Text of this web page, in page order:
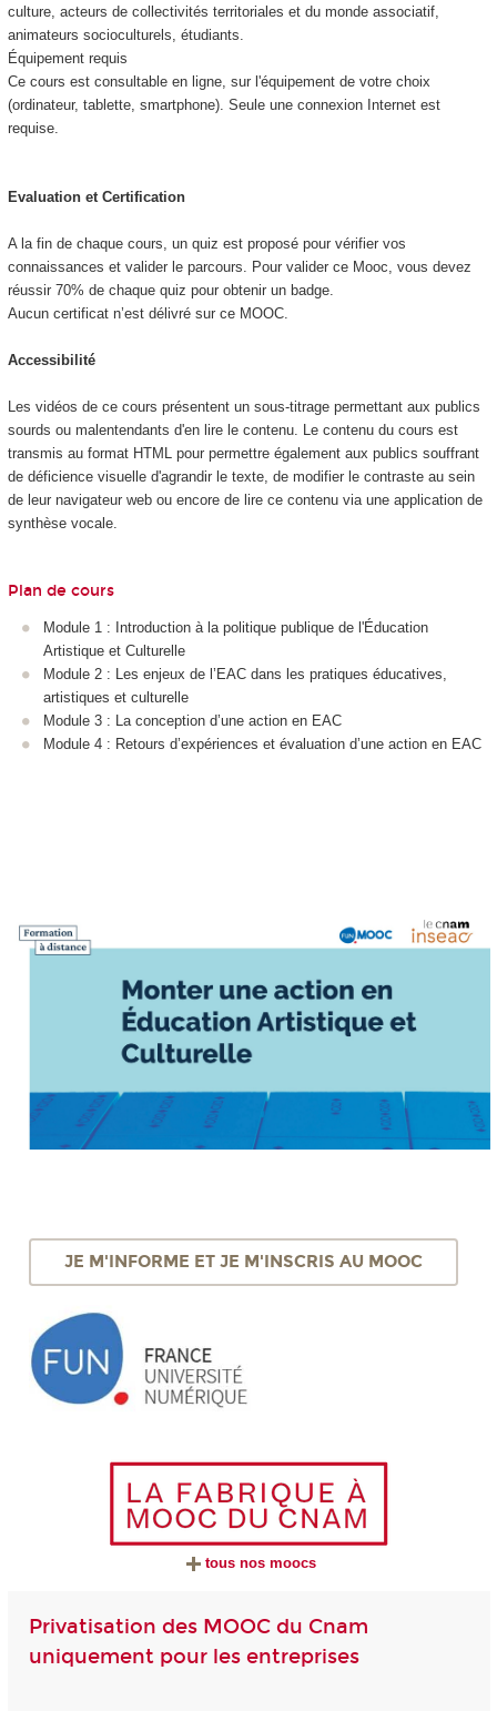
culture, acteurs de collectivités territoriales et du monde associatif,
animateurs socioculturels, étudiants.
Équipement requis
Ce cours est consultable en ligne, sur l'équipement de votre choix
(ordinateur, tablette, smartphone). Seule une connexion Internet est
requise.
Evaluation et Certification
A la fin de chaque cours, un quiz est proposé pour vérifier vos
connaissances et valider le parcours. Pour valider ce Mooc, vous devez
réussir 70% de chaque quiz pour obtenir un badge.
Aucun certificat n’est délivré sur ce MOOC.
Accessibilité
Les vidéos de ce cours présentent un sous-titrage permettant aux publics
sourds ou malentendants d'en lire le contenu. Le contenu du cours est
transmis au format HTML pour permettre également aux publics souffrant
de déficience visuelle d'agrandir le texte, de modifier le contraste au sein
de leur navigateur web ou encore de lire ce contenu via une application de
synthèse vocale.
Plan de cours
Module 1 : Introduction à la politique publique de l'Éducation
Artistique et Culturelle
Module 2 : Les enjeux de l’EAC dans les pratiques éducatives,
artistiques et culturelle
Module 3 : La conception d’une action en EAC
Module 4 : Retours d’expériences et évaluation d’une action en EAC
JE M'INFORME ET JE M'INSCRIS AU MOOC
tous nos moocs
Privatisation des MOOC du Cnam
uniquement pour les entreprises